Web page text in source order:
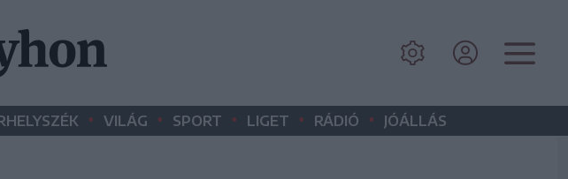
• VILÁG • SPORT • LIGET • RÁDIÓ • JÓÁLLÁS